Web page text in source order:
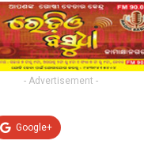
- Advertisement -
Google+